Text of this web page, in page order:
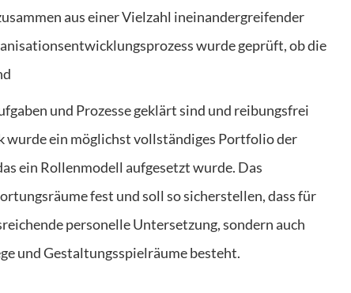
aus einer Vielzahl ineinandergreifender
wurde geprüft, ob die
und Prozesse geklärt sind und reibungsfrei
wurde ein möglichst vollständiges Portfolio der
ein Rollenmodell aufgesetzt wurde. Das
fest und soll so sicherstellen, dass für
personelle Untersetzung, sondern auch
und Gestaltungsspielräume besteht.